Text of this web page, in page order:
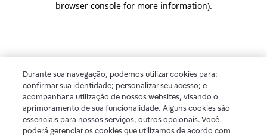
browser console for more information).
Durante sua navegação, podemos utilizar cookies para:
confirmar sua identidade; personalizar seu acesso; e
acompanhar a utilização de nossos websites, visando o
aprimoramento de sua funcionalidade. Alguns cookies são
essenciais para nossos serviços, outros opcionais. Você
poderá gerenciar os cookies que utilizamos de acordo com